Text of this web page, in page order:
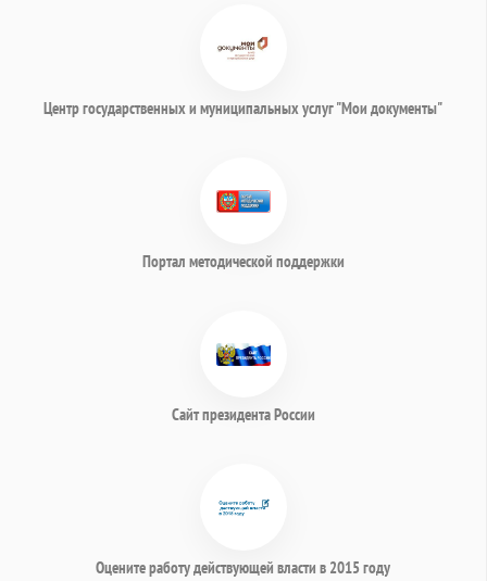
Центр государственных и муниципальных услуг "Мои документы"
Портал методической поддержки
Сайт президента России
Оцените работу действующей власти в 2015 году